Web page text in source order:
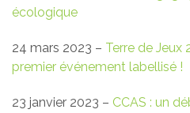
écologique
24 mars 2023 – Terre de Jeux
premier événement labellisé !
23 janvier 2023 – CCAS : un